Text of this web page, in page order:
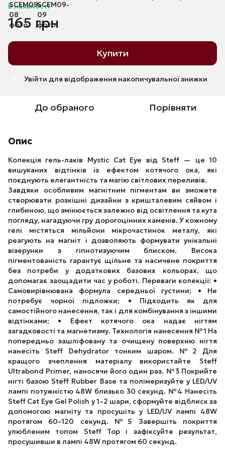
В наявності
165 грн
Купити
Увійти для відображення накопичувальної знижки
До обраного Порівняти
Опис
Колекція гель-лаків Mystic Cat Eye від Steff — це 10
вишуканих відтінків із ефектом котячого ока, які
поєднують елегантність та магію світлових переливів.
Завдяки особливим магнітним пігментам ви зможете
створювати розкішні дизайни з кришталевим сяйвом і
глибиною, що змінюється залежно від освітлення та кута
погляду, нагадуючи гру дорогоцінних каменів. У кожному
гелі містяться мільйони мікрочастинок металу, які
реагують на магніт і дозволяють формувати унікальні
візерунки з гіпнотизуючим блиском. Висока
пігментованість гарантує щільне та насичене покриття
без потреби у додаткових базових кольорах, що
допомагає заощадити час у роботі. Переваги колекції: •
Самовирівнювана формула середньої густини; • Не
потребує чорної підложки; • Підходить як для
самостійного нанесення, так і для комбінування з іншими
відтінками; • Ефект котячого ока надає нігтям
загадковості та магнетизму. Технологія нанесення №1 На
попередньо зашліфовану та очищену поверхню нігтя
нанесіть Steff Dehydrator тонким шаром. №2 Для
кращого зчеплення матеріалу використайте Steff
Ultrabond Primer, наносячи його один раз. №3 Покрийте
нігті базою Steff Rubber Base та полімеризуйте у LED/UV
лампі потужністю 48W близько 30 секунд. №4 Нанесіть
Steff Cat Eye Gel Polish у 1–2 шари, сформуйте відблиск за
допомогою магніту та просушіть у LED/UV лампі 48W
протягом 60–120 секунд. №5 Завершіть покриття
улюбленим топом Steff Top і зафіксуйте результат,
просушивши в лампі 48W протягом 60 секунд.